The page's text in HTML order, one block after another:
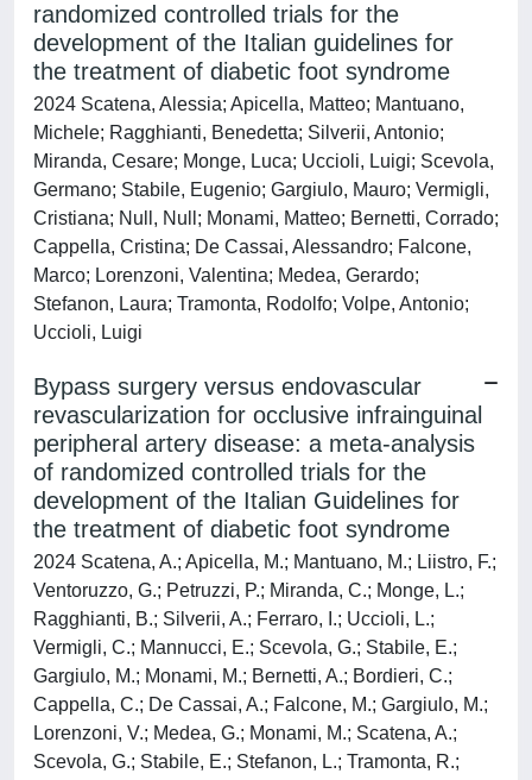
randomized controlled trials for the
development of the Italian guidelines for
the treatment of diabetic foot syndrome
2024 Scatena, Alessia; Apicella, Matteo; Mantuano,
Michele; Ragghianti, Benedetta; Silverii, Antonio;
Miranda, Cesare; Monge, Luca; Uccioli, Luigi; Scevola,
Germano; Stabile, Eugenio; Gargiulo, Mauro; Vermigli,
Cristiana; Null, Null; Monami, Matteo; Bernetti, Corrado;
Cappella, Cristina; De Cassai, Alessandro; Falcone,
Marco; Lorenzoni, Valentina; Medea, Gerardo;
Stefanon, Laura; Tramonta, Rodolfo; Volpe, Antonio;
Uccioli, Luigi
Bypass surgery versus endovascular
revascularization for occlusive infrainguinal
peripheral artery disease: a meta-analysis
of randomized controlled trials for the
development of the Italian Guidelines for
the treatment of diabetic foot syndrome
2024 Scatena, A.; Apicella, M.; Mantuano, M.; Liistro, F.;
Ventoruzzo, G.; Petruzzi, P.; Miranda, C.; Monge, L.;
Ragghianti, B.; Silverii, A.; Ferraro, I.; Uccioli, L.;
Vermigli, C.; Mannucci, E.; Scevola, G.; Stabile, E.;
Gargiulo, M.; Monami, M.; Bernetti, A.; Bordieri, C.;
Cappella, C.; De Cassai, A.; Falcone, M.; Gargiulo, M.;
Lorenzoni, V.; Medea, G.; Monami, M.; Scatena, A.;
Scevola, G.; Stabile, E.; Stefanon, L.; Tramonta, R.;